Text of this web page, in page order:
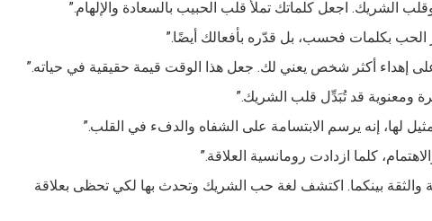
الشريك. اجعل كلماتك تملأ قلب الحبيب بالسعادة والإلهام.”
الحب بكلمات فحسب، بل قدّره بأفعالك أيضًا.”
إهداء أكثر شخص يعني لك. جعل هذا الوقت قيمة حقيقية في حياته.”
ومعنوية قد تُبَدِّل قلب الشريك.”
لها، إنه يرسم الابتسامة على الشفاه والدفء في القلب.”
كلما ازدادت رومانسية العلاقة.”
والثقة بينكما. اكتشف لغة حب الشريك وتحدث بها لكي تحظى بعلاقة